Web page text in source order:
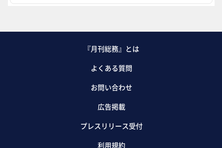
『月刊総務』とは
よくある質問
お問い合わせ
広告掲載
プレスリリース受付
利用規約